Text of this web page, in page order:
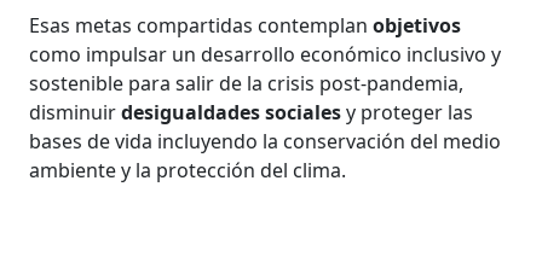
Esas metas compartidas contemplanobjetivos
como impulsar un desarrollo económico inclusivo y
sostenible para salir de la crisis post-pandemia,
disminuirdesigualdades socialesy proteger las
bases de vida incluyendo la conservación del medio
ambiente y la protección del clima.